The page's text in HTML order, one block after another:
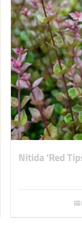
Nitida ‘Red